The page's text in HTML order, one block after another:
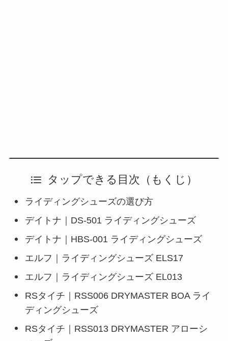
タップできる目次（もくじ）
ライディングシューズの選び方
デイトナ｜DS-501 ライディングシューズ
デイトナ｜HBS-001 ライディングシューズ
エルフ｜ライディングシューズ ELS17
エルフ｜ライディングシューズ EL013
RSタイチ｜RSS006 DRYMASTER BOA ライ
ディングシューズ
RSタイチ｜RSS013 DRYMASTER アローシ